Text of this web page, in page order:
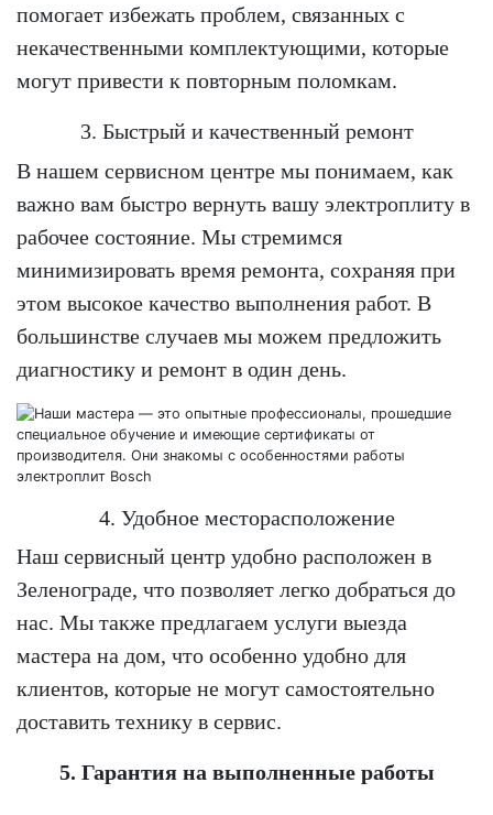
помогает избежать проблем, связанных с
некачественными комплектующими, которые
могут привести к повторным поломкам.
3. Быстрый и качественный ремонт
В нашем сервисном центре мы понимаем, как
важно вам быстро вернуть вашу электроплиту в
рабочее состояние. Мы стремимся
минимизировать время ремонта, сохраняя при
этом высокое качество выполнения работ. В
большинстве случаев мы можем предложить
диагностику и ремонт в один день.
4. Удобное месторасположение
Наш сервисный центр удобно расположен в
Зеленограде, что позволяет легко добраться до
нас. Мы также предлагаем услуги выезда
мастера на дом, что особенно удобно для
клиентов, которые не могут самостоятельно
доставить технику в сервис.
5. Гарантия на выполненные работы